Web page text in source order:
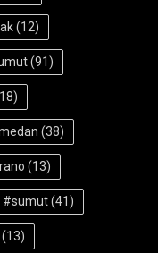
(12)
(91)
(38)
(13)
#sumut(41)
(13)